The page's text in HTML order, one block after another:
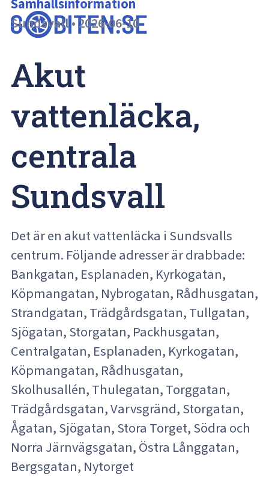
Samhällsinformation
Sundsvall•2026-06-10
Akut
vattenläcka,
centrala
Sundsvall
Det är en akut vattenläcka i Sundsvalls
centrum. Följande adresser är drabbade:
Bankgatan, Esplanaden, Kyrkogatan,
Köpmangatan, Nybrogatan, Rådhusgatan,
Strandgatan, Trädgårdsgatan, Tullgatan,
Sjögatan, Storgatan, Packhusgatan,
Centralgatan, Esplanaden, Kyrkogatan,
Köpmangatan, Rådhusgatan,
Skolhusallén, Thulegatan, Torggatan,
Trädgårdsgatan, Varvsgränd, Storgatan,
Ågatan, Sjögatan, Stora Torget, Södra och
Norra Järnvägsgatan, Östra Långgatan,
Bergsgatan, Nytorget